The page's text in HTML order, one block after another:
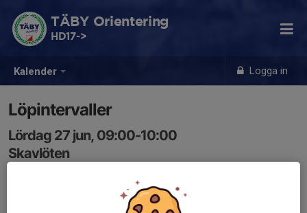
Kalender Logga in
TÄBY Orientering
HD17->
Löpintervaller
Lördag 27 jun, 09:00-10:00
Skavlöten
Gräsintervaller på ängsslingan!